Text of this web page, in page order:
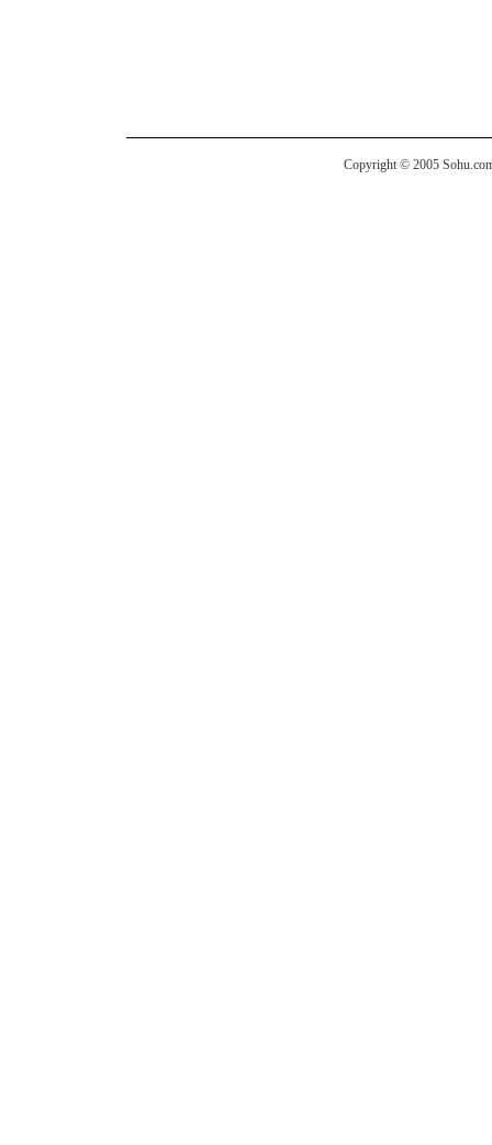
Copyright © 2005